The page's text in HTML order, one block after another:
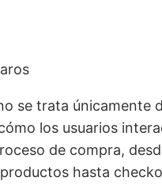
se trata únicamente
los usuarios
de compra,
hasta